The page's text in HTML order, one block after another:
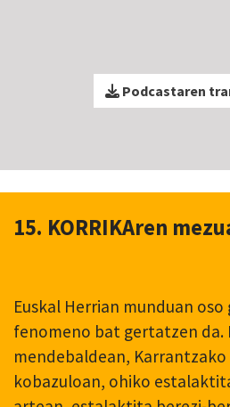
Podcastaren
15. KORRIKAren
Euskal Herrian munduan
fenomeno bat gertatzen da.
mendebaldean, Karrantzako
kobazuloan, ohiko